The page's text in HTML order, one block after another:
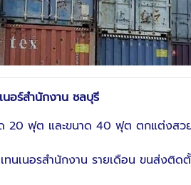
นอร์สำนักงาน ชลบุรี
ด 20 ฟุต และขนาด 40 ฟุต ตกแต่งส
ทนเนอรสำนักงาน รายเดือน ขนส่ง